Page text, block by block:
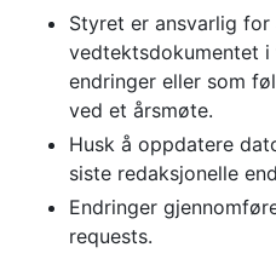
Styret er ansvarlig
vedtektsdokumentet
endringer eller som
ved et årsmøte.
Husk å oppdatere
siste redaksjonelle
Endringer
requests.